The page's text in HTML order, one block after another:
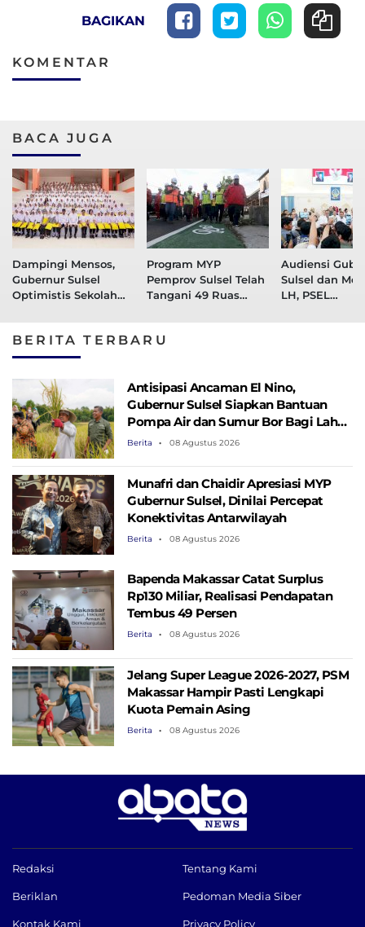
BAGIKAN
KOMENTAR
BACA JUGA
Dampingi Mensos,
Gubernur Sulsel
Optimistis Sekolah
dan Berdaya Saing
Program MYP
Pemprov Sulsel Telah
Tangani 49 Ruas
Audiensi
Sulsel dan
LH, PSEL
BERITA TERBARU
Antisipasi Ancaman El Nino,
Gubernur Sulsel Siapkan Bantuan
Pompa Air dan Sumur Bor Bagi Lahan
Pertanian
Berita 08 Agustus 2026
Munafri dan Chaidir Apresiasi MYP
Gubernur Sulsel, Dinilai Percepat
Konektivitas Antarwilayah
Berita 08 Agustus 2026
Bapenda Makassar Catat Surplus
Rp130 ​​Miliar, Realisasi Pendapatan
Tembus 49 Persen
Berita 08 Agustus 2026
Jelang Super League 2026-2027, PSM
Makassar Hampir Pasti Lengkapi
Kuota Pemain Asing
Berita 08 Agustus 2026
Redaksi Tentang Kami
Beriklan Pedoman Media Siber
Kontak Kami Privacy Policy